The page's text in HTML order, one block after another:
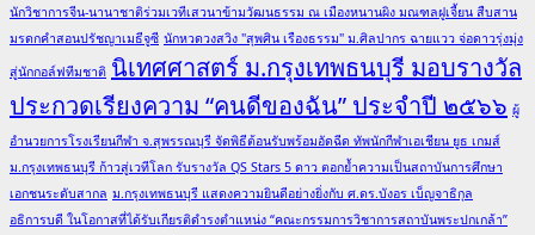
นักวิชาการจีน-นานาชาติร่วมเวทีเสวนาข้ามวัฒนธรรม ณ เมืองหนานผิง มณฑลฝูเจี้ยน สืบสาน
มรดกคำสอนปรัชญาเมธีจูซี นักหวดวงสวิง "สุพศิน เรืองธรรม" ม.ศิลปากร ฉายแวว จ่อดาวรุ่งมุ่ง
สู่นักกอล์ฟทีมชาติ นิเทศศาสตร์ ม.กรุงเทพธนบุรี มอบรางวัล
ประกวดเรียงความ “คนดีของฉัน” ประจำปี ๒๕๖๖ ผู้
อำนวยการโรงเรียนกีฬา จ.สุพรรณบุรี จัดพิธีต้อนรับพร้อมอัดฉีด ทัพนักกีฬาเอเชียน ยูธ เกมส์
ม.กรุงเทพธนบุรี ก้าวสู่เวทีโลก รับรางวัล QS Stars 5 ดาว ตอกย้ำความเป็นสถาบันการศึกษา
เอกชนระดับสากล ม.กรุงเทพธนบุรี แสดงความยินดีอย่างยิ่งกับ ศ.ดร.บังอร เบ็ญจาธิกุล
อธิการบดี ในโอกาสที่ได้รับเกียรติดำรงตำแหน่ง “คณะกรรมการวิชาการสถาบันพระปกเกล้า”